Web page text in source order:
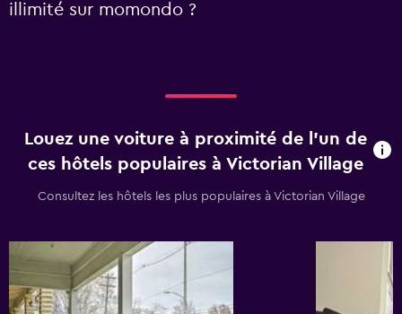
illimité sur momondo ?
Louez une voiture à proximité de l’un de
ces hôtels populaires à Victorian Village
Consultez les hôtels les plus populaires à Victorian Village